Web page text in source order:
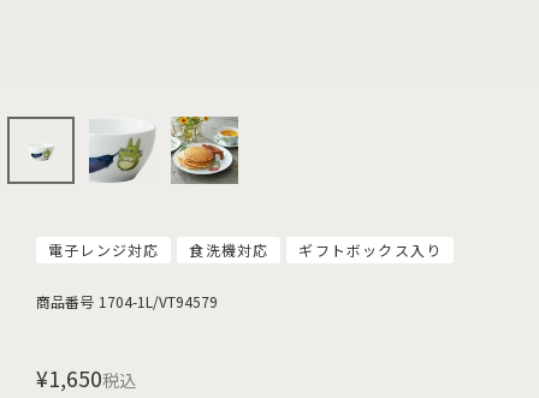
電子レンジ対応 食洗機対応 ギフトボックス入り
商品番号 1704-1L/VT94579
¥1,650税込